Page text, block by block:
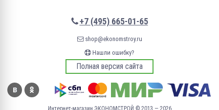
+7 (495) 665-01-65
shop@ekonomstroy.ru
Нашли ошибку?
Полная версия сайта
Интернет-магазин ЭКОНОМСТРОЙ © 2013 — 2026